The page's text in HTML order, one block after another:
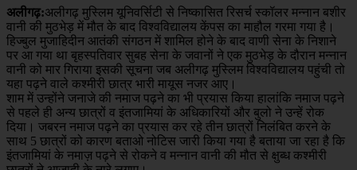
अलीगढ़:अलीगढ़ मुस्लिम यूनिवर्सिटी से निष्कासित रिसर्च स्कॉलर मन्नान बशीर
वानी की मुठभेड़ में मौत के बाद विश्वविद्यालय केंपस का माहौल गरमा गया है।
हिज्बुल मुजाहिदीन आतंकी संगठन में शामिल होने के बाद वाणी सेना के निशाने
पर आ गया था बृहस्पतिवार सुबह सेना के जवानों ने एक मुठभेड़ के दौरान मन्नान
वानी को मार गिराया इसकी सूचना जब अलीगढ़ मुस्लिम विश्वविद्यालय पहुंची तो
यहा पढ़ने वाले कश्मीरी छात्र भारी मायूस नजर आए।
शाम में उन्होंने जनाजे की नमाज पढ़ने का भी प्रयास किया हालांकि नमाज पढ़ने
से पहले ही अन्य छात्रों व इंतजामियां के अधिकारियों और बुलो ने उन्हें रोक
दिया। जबरन नमाज पढ़ने का प्रयास कर रहे तीन छात्रों निलंबित करने के
साथ 5 छात्रों को कारण बताओ नोटिस जारी किया गया है बताया जा रहा है कि
इंतजामियां के नमाज़ पढ़ने से रोकने व मन्नान वानी की मौत से क्षुब्ध कश्मीरी